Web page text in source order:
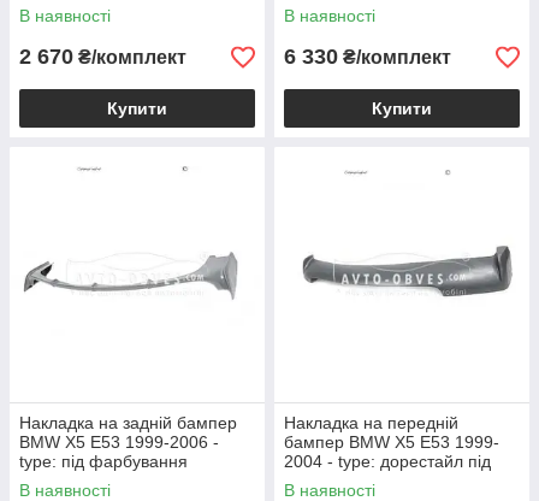
В наявності
2 670 ₴/комплект
Купити
В наявності
6 330 ₴/комплект
Купити
Накладка на задній бампер
BMW X5 E53 1999-2006 -
type: під фарбування
В наявності
Накладка на передній
бампер BMW X5 E53 1999-
2004 - type: дорестайл під
фарбування
В наявності